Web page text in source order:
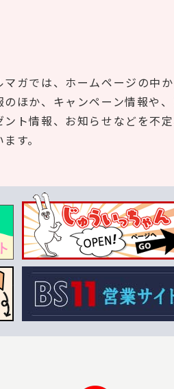
マガでは、ホームページの中
のほか、キャンペーン情報や
ント情報、お知らせなどを不
す。